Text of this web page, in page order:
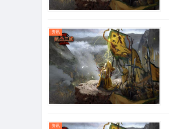
资讯
资讯